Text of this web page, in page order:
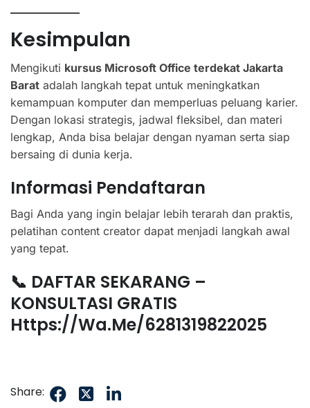
Kesimpulan
Mengikuti kursus Microsoft Office terdekat Jakarta
Barat adalah langkah tepat untuk meningkatkan
kemampuan komputer dan memperluas peluang karier.
Dengan lokasi strategis, jadwal fleksibel, dan materi
lengkap, Anda bisa belajar dengan nyaman serta siap
bersaing di dunia kerja.
Informasi Pendaftaran
Bagi Anda yang ingin belajar lebih terarah dan praktis,
pelatihan content creator dapat menjadi langkah awal
yang tepat.
📞 DAFTAR SEKARANG –
KONSULTASI GRATIS
Https://wa.me/6281319822025
Share: